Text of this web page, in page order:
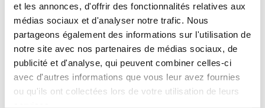
et les annonces, d'offrir des fonctionnalités relatives aux
médias sociaux et d'analyser notre trafic. Nous
partageons également des informations sur l'utilisation de
notre site avec nos partenaires de médias sociaux, de
publicité et d'analyse, qui peuvent combiner celles-ci
avec d'autres informations que vous leur avez fournies
ou qu'ils ont collectées lors de votre utilisation de leurs
Avec cefiltre à eau, vous pouvez filtrer jusqu'à 1 litre
d'eau par minute. Lors de vos activités en plein air,
vous remplissez facilement le système et profitez
immédiatement d'une eau potable propre et sûre. Vous
voulez être assuré de boire une eau potable fiable, où
que vous soyez dans le monde ? Choisissez la qualité
éprouvée de Katadyn.